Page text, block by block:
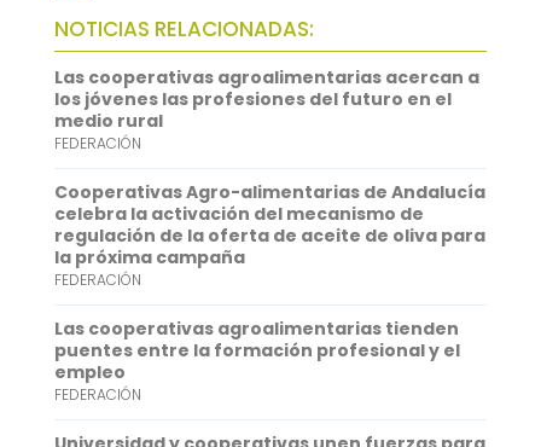
b
o
o
k
t
t
e
r
a
i
l
h
a
t
s
A
p
p
L
i
n
k
e
d
I
n
NOTICIAS RELACIONADAS:
Las cooperativas agroalimentarias acercan a
los jóvenes las profesiones del futuro en el
medio rural
FEDERACIÓN
Cooperativas Agro-alimentarias de Andalucía
celebra la activación del mecanismo de
regulación de la oferta de aceite de oliva para
la próxima campaña
FEDERACIÓN
Las cooperativas agroalimentarias tienden
puentes entre la formación profesional y el
empleo
FEDERACIÓN